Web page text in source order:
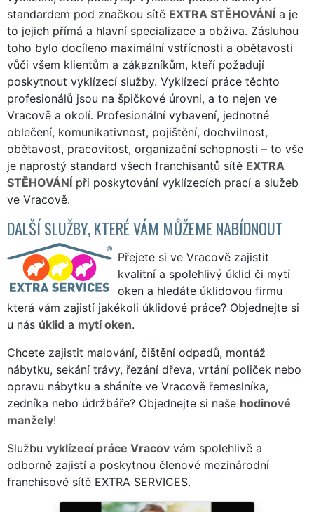
standardem pod značkou sítě EXTRA STĚHOVÁNÍ a je
to jejich přímá a hlavní specializace a obživa. Zásluhou
toho bylo docíleno maximální vstřícnosti a obětavosti
vůči všem klientům a zákazníkům, kteří požadují
poskytnout vyklízecí služby. Vyklízecí práce těchto
profesionálů jsou na špičkové úrovni, a to nejen ve
Vracově a okolí. Profesionální vybavení, jednotné
oblečení, komunikativnost, pojištění, dochvilnost,
obětavost, pracovitost, organizační schopnosti – to vše
je naprostý standard všech franchisantů sítě EXTRA
STĚHOVÁNÍ při poskytování vyklízecích prací a služeb
ve Vracově.
DALŠÍ SLUŽBY, KTERÉ VÁM MŮŽEME NABÍDNOUT
Přejete si ve Vracově zajistit
kvalitní a spolehlivý úklid či mytí
oken a hledáte úklidovou firmu
která vám zajistí jakékoli úklidové práce? Objednejte si
u nás úklid a mytí oken.
Chcete zajistit malování, čištění odpadů, montáž
nábytku, sekání trávy, řezání dřeva, vrtání poliček nebo
opravu nábytku a sháníte ve Vracově řemeslníka,
zedníka nebo údržbáře? Objednejte si naše hodinové
manžely!
Službu vyklízecí práce Vracov vám spolehlivě a
odborně zajistí a poskytnou členové mezinárodní
franchisové sítě EXTRA SERVICES.